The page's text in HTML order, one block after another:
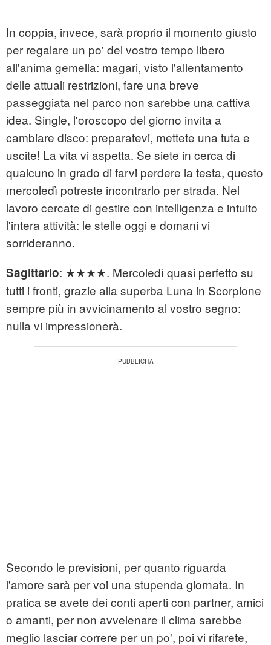
In coppia, invece, sarà proprio il momento giusto
per regalare un po' del vostro tempo libero
all'anima gemella: magari, visto l'allentamento
delle attuali restrizioni, fare una breve
passeggiata nel parco non sarebbe una cattiva
idea. Single, l'oroscopo del giorno invita a
cambiare disco: preparatevi, mettete una tuta e
uscite! La vita vi aspetta. Se siete in cerca di
qualcuno in grado di farvi perdere la testa, questo
mercoledì potreste incontrarlo per strada. Nel
lavoro cercate di gestire con intelligenza e intuito
l'intera attività: le stelle oggi e domani vi
sorrideranno.
Sagittario: ★★★★. Mercoledì quasi perfetto su
tutti i fronti, grazie alla superba Luna in Scorpione
sempre più in avvicinamento al vostro segno:
nulla vi impressionerà.
Secondo le previsioni, per quanto riguarda
l'amore sarà per voi una stupenda giornata. In
pratica se avete dei conti aperti con partner, amici
o amanti, per non avvelenare il clima sarebbe
meglio lasciar correre per un po', poi vi rifarete,